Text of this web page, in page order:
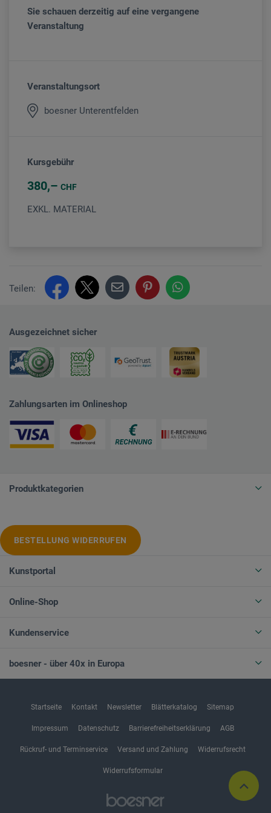
Sie schauen derzeitig auf eine vergangene
Veranstaltung
Veranstaltungsort
boesner Unterentfelden
Kursgebühr
380 CHF
EXKL. MATERIAL
Teilen:
Ausgezeichnet sicher
Zahlungsarten im Onlineshop
Produktkategorien
BESTELLUNG WIDERRUFEN
Kunstportal
Online-Shop
Kundenservice
boesner - über 40x in Europa
Startseite Kontakt Newsletter Blätterkatalog Sitemap
Impressum Datenschutz Barrierefreiheitserklärung AGB
Rückruf- und Terminservice Versand und Zahlung Widerrufsrecht
Widerrufsformular